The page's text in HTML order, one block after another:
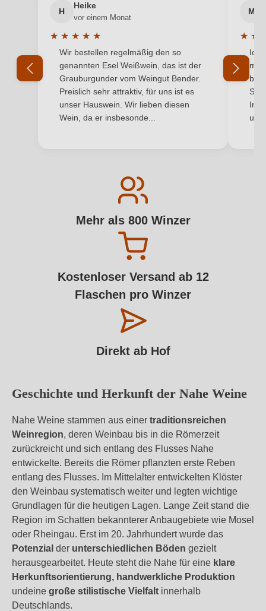
H
Heike
vor einem Monat
★ ★ ★ ★ ★
Durchschnittliche Bewertung von 5 von 5 Sternen
Wir bestellen regelmäßig den so
genannten Esel Weißwein, das ist der
Grauburgunder vom Weingut Bender.
Preislich sehr attraktiv, für uns ist es
unser Hauswein. Wir lieben diesen
Wein, da er insbesonde...
M
★ ★
Ich
mit
und
Mehr als 800 Winzer
Kostenloser Versand ab 12
Flaschen pro Winzer
Direkt ab Hof
Geschichte und Herkunft der Nahe Weine
Nahe Weine stammen aus einer traditionsreichen
Weinregion, deren Weinbau bis in die Römerzeit
zurückreicht und sich entlang des Flusses Nahe
entwickelte. Bereits die Römer pflanzten erste Reben
entlang des Flusses. Im Mittelalter entwickelten Klöster
den Weinbau systematisch weiter und legten wichtige
Grundlagen für die heutigen Lagen. Lange Zeit stand die
Region im Schatten bekannterer Anbaugebiete wie Mosel
oder Rheingau. Erst im 20. Jahrhundert wurde das
Potenzial der unterschiedlichen Böden gezielt
herausgearbeitet. Heute steht die Nahe für eine klare
Herkunftsorientierung, handwerkliche Produktion
undeine große stilistische Vielfalt innerhalb
Deutschlands.